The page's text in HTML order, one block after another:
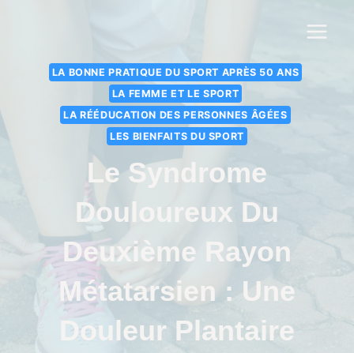
LA BONNE PRATIQUE DU SPORT APRÈS 50 ANS
LA FEMME ET LE SPORT
LA RÉÉDUCATION DES PERSONNES ÂGÉES
LES BIENFAITS DU SPORT
Le Syndrome
Douloureux Du
Deuxième Rayon
Métatarsien : Une
Douleur Plantaire